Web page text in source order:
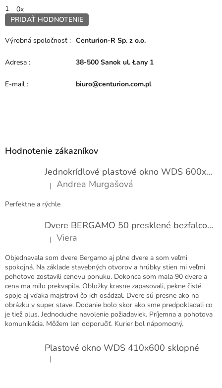
1
0x
PRIDAŤ HODNOTENIE
V
ý
i
s
o
í
Výrobná spoločnosť : Centurion-R Sp. z o.o.
Adresa : 38-500 Sanok ul. Łany 1
E-mail : biuro@centurion.com.pl
Hodnotenie zákazníkov
Jednokrídlové plastové okno WDS 600x1000
Hodnotenie produktu je 5 z 5 hviezdičiek.
| Andrea Murgašová
Perfektne a rýchle
Dvere BERGAMO 50 presklené bezfalcové EXTRA
Hodnotenie produktu je 5 z 5 hviezdičiek.
| Viera
Objednavala som dvere Bergamo aj plne dvere a som veľmi
spokojná. Na základe stavebných otvorov a hrúbky stien mi veľmi
pohotovo zostavili cenovu ponuku. Dokonca som mala 90 dvere a
cena ma milo prekvapila. Obložky krasne zapasovali, pekne čisté
spoje aj vďaka majstrovi čo ich osádzal. Dvere sú presne ako na
obrázku v super stave. Dodanie bolo skor ako sme predpokladali co
je tiež plus. Jednoduche navolenie požiadaviek. Príjemna a pohotova
komunikácia. Môžem len odporučiť. Kurier bol nápomocný.
Plastové okno WDS 410x600 sklopné
Hodnotenie produktu je 5 z 5 hviezdičiek.
|